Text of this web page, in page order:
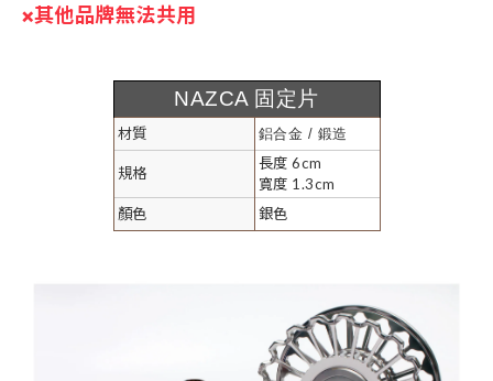
❌其他品牌無法共用
NAZCA 固定片
材質 鋁合金 / 鍛造
規格
長度 6cm
寬度 1.3cm
顏色
銀色